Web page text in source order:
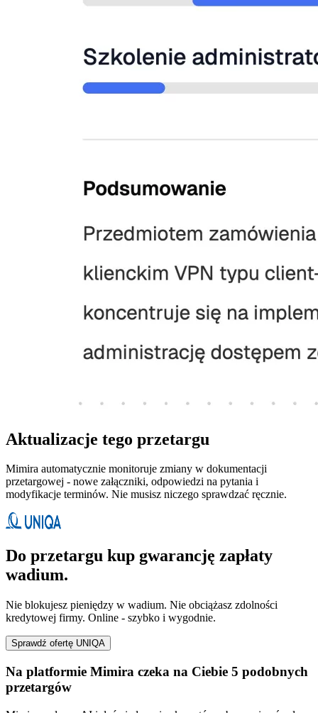
Aktualizacje tego przetargu
Mimira automatycznie monitoruje zmiany w dokumentacji
przetargowej - nowe załączniki, odpowiedzi na pytania i
modyfikacje terminów. Nie musisz niczego sprawdzać ręcznie.
Do przetargu kup gwarancję zapłaty
wadium.
Nie blokujesz pieniędzy w wadium. Nie obciążasz zdolności
kredytowej firmy. Online - szybko i wygodnie.
Sprawdź ofertę UNIQA
Na platformie Mimira czeka na Ciebie 5 podobnych
przetargów